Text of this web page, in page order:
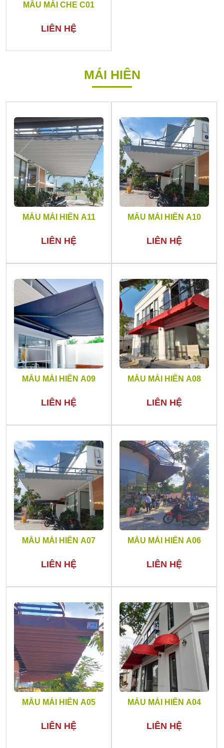
MẪU MÁI CHE C01
LIÊN HỆ
MÁI HIÊN
MẪU MÁI HIÊN A11
LIÊN HỆ
MẪU MÁI HIÊN A10
LIÊN HỆ
MẪU MÁI HIÊN A09
LIÊN HỆ
MẪU MÁI HIÊN A08
LIÊN HỆ
MẪU MÁI HIÊN A07
LIÊN HỆ
MẪU MÁI HIÊN A06
LIÊN HỆ
MẪU MÁI HIÊN A05
LIÊN HỆ
MẪU MÁI HIÊN A04
LIÊN HỆ